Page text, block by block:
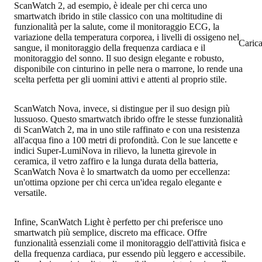
ScanWatch 2, ad esempio, è ideale per chi cerca uno
smartwatch ibrido in stile classico con una moltitudine di
funzionalità per la salute, come il monitoraggio ECG, la
variazione della temperatura corporea, i livelli di ossigeno nel
sangue, il monitoraggio della frequenza cardiaca e il
monitoraggio del sonno. Il suo design elegante e robusto,
disponibile con cinturino in pelle nera o marrone, lo rende una
scelta perfetta per gli uomini attivi e attenti al proprio stile.
ScanWatch Nova, invece, si distingue per il suo design più
lussuoso. Questo smartwatch ibrido offre le stesse funzionalità
di ScanWatch 2, ma in uno stile raffinato e con una resistenza
all'acqua fino a 100 metri di profondità. Con le sue lancette e
indici Super-LumiNova in rilievo, la lunetta girevole in
ceramica, il vetro zaffiro e la lunga durata della batteria,
ScanWatch Nova è lo smartwatch da uomo per eccellenza:
un'ottima opzione per chi cerca un'idea regalo elegante e
versatile.
Infine, ScanWatch Light è perfetto per chi preferisce uno
smartwatch più semplice, discreto ma efficace. Offre
funzionalità essenziali come il monitoraggio dell'attività fisica e
della frequenza cardiaca, pur essendo più leggero e accessibile.